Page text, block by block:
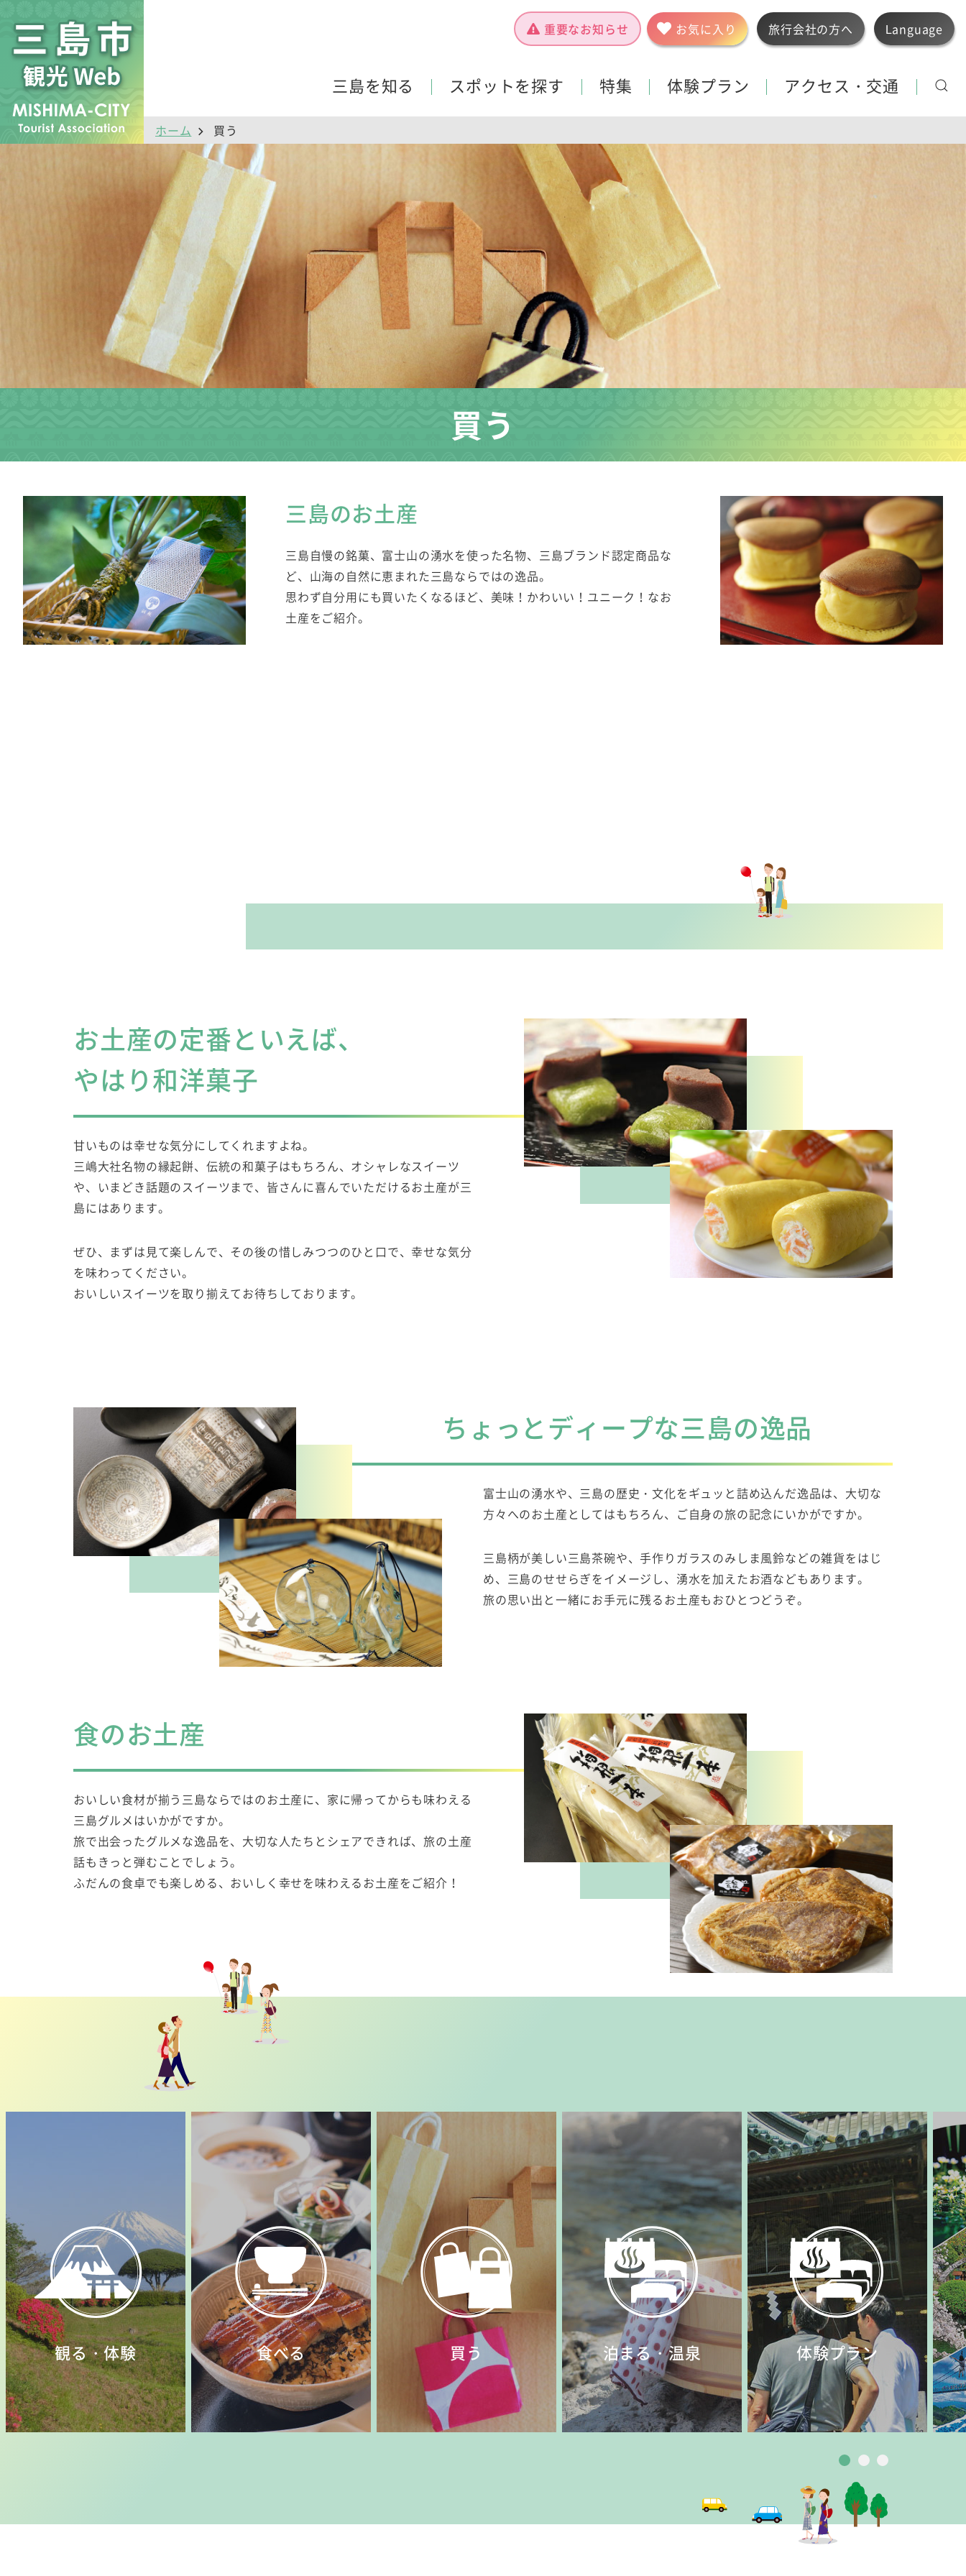
重要なお知らせ お気に入り 旅行会社の方へ Language
三島を知る スポットを探す 特集 体験プラン アクセス・交通
ホーム 買う
買う
三島のお土産
三島自慢の銘菓、富士山の湧水を使った名物、三島ブランド認定商品な
ど、山海の自然に恵まれた三島ならではの逸品。
思わず自分用にも買いたくなるほど、美味！かわいい！ユニーク！なお
土産をご紹介。
お土産の定番といえば、
やはり和洋菓子
甘いものは幸せな気分にしてくれますよね。
三嶋大社名物の縁起餅、伝統の和菓子はもちろん、オシャレなスイーツ
や、いまどき話題のスイーツまで、皆さんに喜んでいただけるお土産が三
島にはあります。
ぜひ、まずは見て楽しんで、その後の惜しみつつのひと口で、幸せな気分
を味わってください。
おいしいスイーツを取り揃えてお待ちしております。
ちょっとディープな三島の逸品
富士山の湧水や、三島の歴史・文化をギュッと詰め込んだ逸品は、大切な
方々へのお土産としてはもちろん、ご自身の旅の記念にいかがですか。
三島柄が美しい三島茶碗や、手作りガラスのみしま風鈴などの雑貨をはじ
め、三島のせせらぎをイメージし、湧水を加えたお酒などもあります。
旅の思い出と一緒にお手元に残るお土産もおひとつどうぞ。
食のお土産
おいしい食材が揃う三島ならではのお土産に、家に帰ってからも味わえる
三島グルメはいかがですか。
旅で出会ったグルメな逸品を、大切な人たちとシェアできれば、旅の土産
話もきっと弾むことでしょう。
ふだんの食卓でも楽しめる、おいしく幸せを味わえるお土産をご紹介！
観る・体験 食べる 買う 泊まる・温泉 体験プラン